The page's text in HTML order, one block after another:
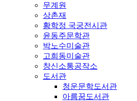
무계원
상촌재
황학정 국궁전시관
윤동주문학관
박노수미술관
고희동미술관
창신소통공작소
도서관
청운문학도서관
아름꿈도서관